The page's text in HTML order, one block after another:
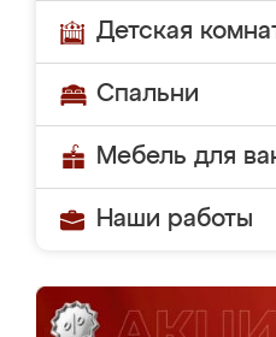
Детская
Спальни
Мебель для
Наши работы